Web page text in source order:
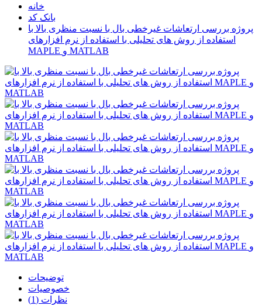
خانه
بانک کد
پروژه بررسی ارتعاشات غیرخطی بال با نسبت منظری بالا با
استفاده از روش های تحلیلی با استفاده از نرم افزارهای
MAPLE و MATLAB
توضیحات
خصوصیات
نظرات (1)